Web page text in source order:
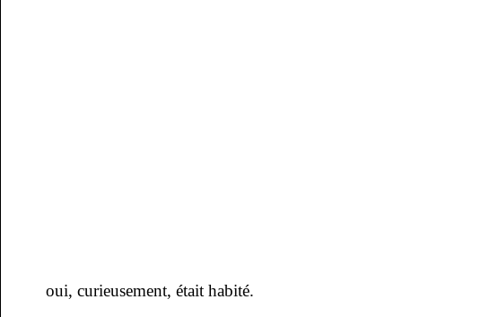
oui, curieusement, était habité.